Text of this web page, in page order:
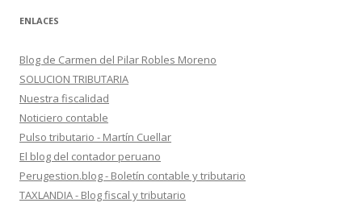
ENLACES
Blog de Carmen del Pilar Robles Moreno
SOLUCION TRIBUTARIA
Nuestra fiscalidad
Noticiero contable
Pulso tributario - Martín Cuellar
El blog del contador peruano
Perugestion.blog - Boletín contable y tributario
TAXLANDIA - Blog fiscal y tributario